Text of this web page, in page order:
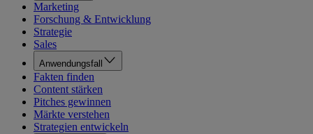
Marketing
Forschung & Entwicklung
Strategie
Sales
Anwendungsfall
Fakten finden
Content stärken
Pitches gewinnen
Märkte verstehen
Strategien entwickeln